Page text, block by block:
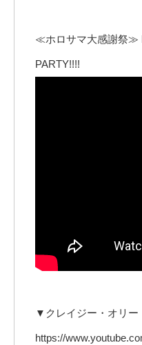
≪ホロサマ大感謝祭≫
PARTY!!!!
▼クレイジー・オリー
https://